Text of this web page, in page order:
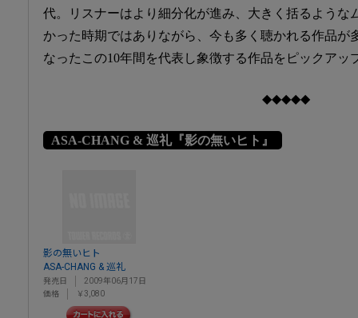
代。リスナーはより細分化が進み、大きく括るような
かった時期ではありながら、今も多く聴かれる作品が
なったこの10年間を代表し象徴する作品をピックアッ
◆◆◆◆◆
ASA-CHANG & 巡礼『影の無いヒト』
影の無いヒト
ASA-CHANG & 巡礼
発売日
2009年06月17日
価格
￥3,080